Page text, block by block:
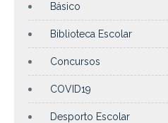
Básico
Biblioteca Escolar
Concursos
COVID19
Desporto Escolar